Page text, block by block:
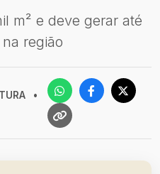
m² e deve gerar até
região
•